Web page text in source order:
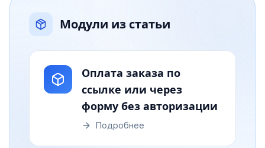
Модули из статьи
Оплата заказа по
ссылке или через
форму без авторизации
Подробнее